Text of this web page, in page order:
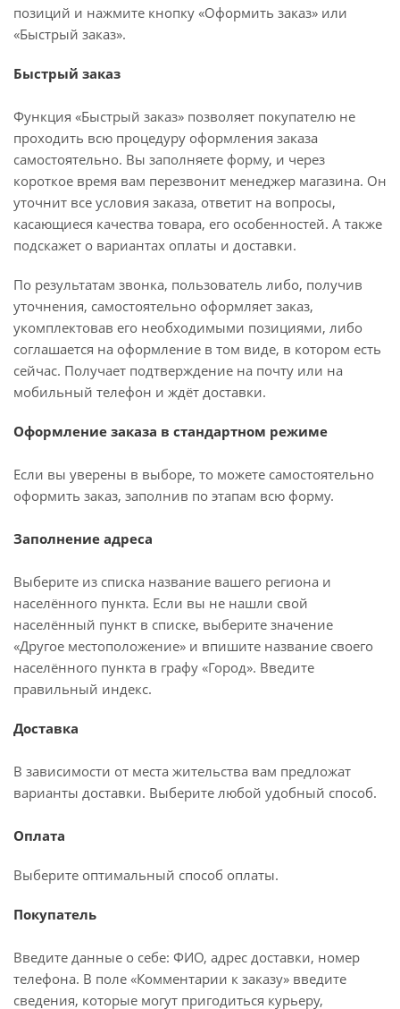
позиций и нажмите кнопку «Оформить заказ» или
«Быстрый заказ».
Быстрый заказ
Функция «Быстрый заказ» позволяет покупателю не
проходить всю процедуру оформления заказа
самостоятельно. Вы заполняете форму, и через
короткое время вам перезвонит менеджер магазина. Он
уточнит все условия заказа, ответит на вопросы,
касающиеся качества товара, его особенностей. А также
подскажет о вариантах оплаты и доставки.
По результатам звонка, пользователь либо, получив
уточнения, самостоятельно оформляет заказ,
укомплектовав его необходимыми позициями, либо
соглашается на оформление в том виде, в котором есть
сейчас. Получает подтверждение на почту или на
мобильный телефон и ждёт доставки.
Оформление заказа в стандартном режиме
Если вы уверены в выборе, то можете самостоятельно
оформить заказ, заполнив по этапам всю форму.
Заполнение адреса
Выберите из списка название вашего региона и
населённого пункта. Если вы не нашли свой
населённый пункт в списке, выберите значение
«Другое местоположение» и впишите название своего
населённого пункта в графу «Город». Введите
правильный индекс.
Доставка
В зависимости от места жительства вам предложат
варианты доставки. Выберите любой удобный способ.
Оплата
Выберите оптимальный способ оплаты.
Покупатель
Введите данные о себе: ФИО, адрес доставки, номер
телефона. В поле «Комментарии к заказу» введите
сведения, которые могут пригодиться курьеру,